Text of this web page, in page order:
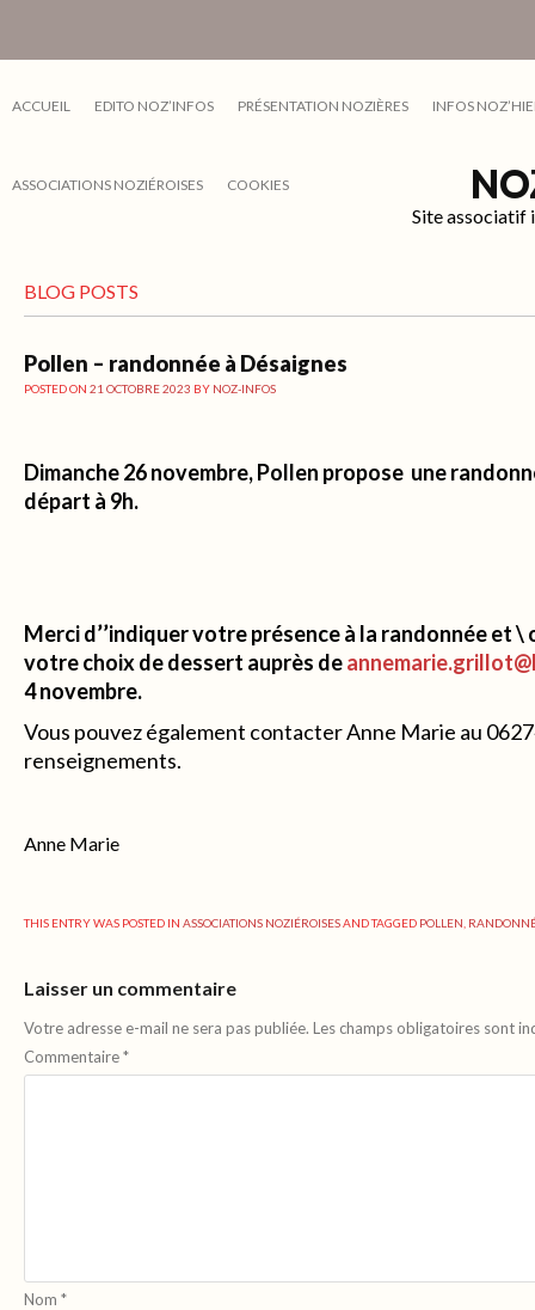
ACCUEIL EDITO NOZ’INFOS PRÉSENTATION NOZIÈRES INFOS
ASSOCIATIONS NOZIÉROISES COOKIES
Site associatif
BLOG POSTS
Pollen – randonnée à Désaignes
POSTED ON 21 OCTOBRE 2023 BY NOZ-INFOS
Dimanche 26 novembre, Pollen propose une
départ à 9h.
Merci d’’indiquer votre présence à la randonnée et \
votre choix de dessert auprès de
4 novembre.
Vous pouvez également contacter Anne Marie au
renseignements.
Anne Marie
THIS ENTRY WAS POSTED IN ASSOCIATIONS NOZIÉROISESAND TAGGED POLLEN
Laisser un commentaire
Votre adresse e-mail ne sera pas publiée. Les champs obligatoires sont
Commentaire*
Nom *